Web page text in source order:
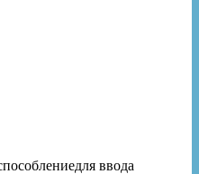
ввода